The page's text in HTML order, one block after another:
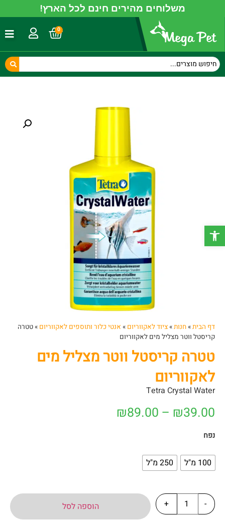
פתח סרגל נגישות
משלוחים מהירים חינם לכל הארץ!
0
דף הבית»חנות»ציוד לאקווריום » אנטי כלור ותוספים לאקווריום »טטרה
קריסטל ווטר מצליל מים לאקווריום
טטרה קריסטל ווטר מצליל מים
לאקווריום
Tetra Crystal Water
₪39.00
–
₪89.00
נפח
100 מ"ל 250 מ"ל
-
+
הוספה לסל